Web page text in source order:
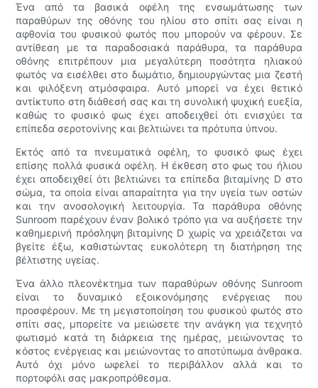
Ένα από τα βασικά οφέλη της ενσωμάτωσης των
παραθύρων της οθόνης του ηλίου στο σπίτι σας είναι η
αφθονία του φυσικού φωτός που μπορούν να φέρουν. Σε
αντίθεση με τα παραδοσιακά παράθυρα, τα παράθυρα
οθόνης επιτρέπουν μια μεγαλύτερη ποσότητα ηλιακού
φωτός να εισέλθει στο δωμάτιο, δημιουργώντας μια ζεστή
και φιλόξενη ατμόσφαιρα. Αυτό μπορεί να έχει θετικό
αντίκτυπο στη διάθεσή σας και τη συνολική ψυχική ευεξία,
καθώς το φυσικό φως έχει αποδειχθεί ότι ενισχύει τα
επίπεδα σεροτονίνης και βελτιώνει τα πρότυπα ύπνου.
Εκτός από τα πνευματικά οφέλη, το φυσικό φως έχει
επίσης πολλά φυσικά οφέλη. Η έκθεση στο φως του ήλιου
έχει αποδειχθεί ότι βελτιώνει τα επίπεδα βιταμίνης D στο
σώμα, τα οποία είναι απαραίτητα για την υγεία των οστών
και την ανοσολογική λειτουργία. Τα παράθυρα οθόνης
Sunroom παρέχουν έναν βολικό τρόπο για να αυξήσετε την
καθημερινή πρόσληψη βιταμίνης D χωρίς να χρειάζεται να
βγείτε έξω, καθιστώντας ευκολότερη τη διατήρηση της
βέλτιστης υγείας.
Ένα άλλο πλεονέκτημα των παραθύρων οθόνης Sunroom
είναι το δυναμικό εξοικονόμησης ενέργειας που
προσφέρουν. Με τη μεγιστοποίηση του φυσικού φωτός στο
σπίτι σας, μπορείτε να μειώσετε την ανάγκη για τεχνητό
φωτισμό κατά τη διάρκεια της ημέρας, μειώνοντας το
κόστος ενέργειας και μειώνοντας το αποτύπωμα άνθρακα.
Αυτό όχι μόνο ωφελεί το περιβάλλον αλλά και το
πορτοφόλι σας μακροπρόθεσμα.